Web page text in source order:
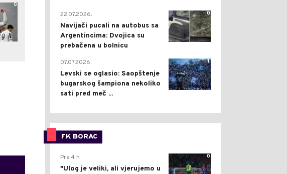
0
0
22.07.2026.
Navijači pucali na autobus sa
Argentincima: Dvojica su
prebačena u bolnicu
1
07.07.2026.
Levski se oglasio: Saopštenje
bugarskog šampiona nekoliko
sati pred meč ...
FK BORAC
0
Pre 4 h
"Ulog je veliki, ali vjerujemo u